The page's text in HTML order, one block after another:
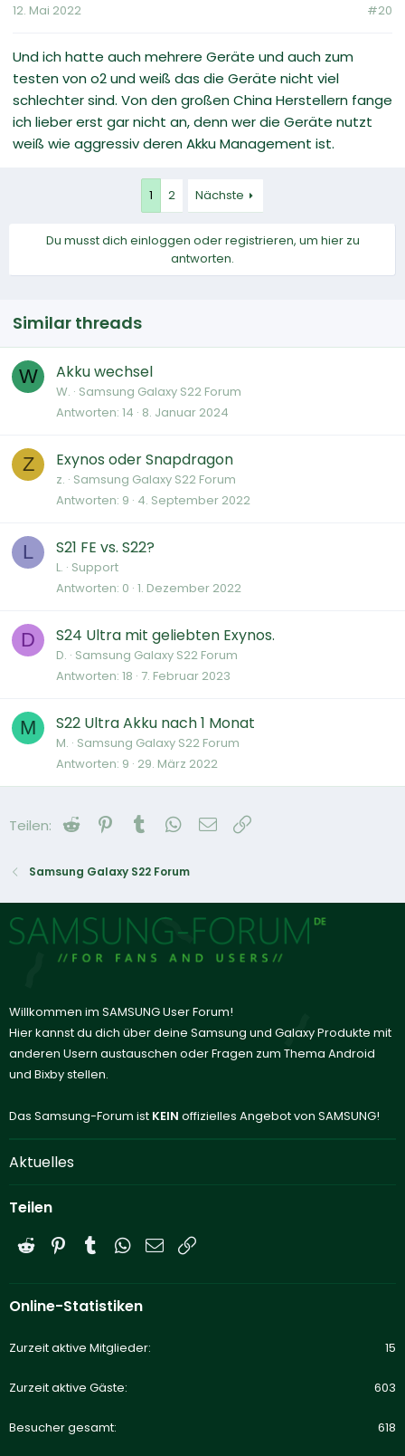
12. Mai 2022 #20
Und ich hatte auch mehrere Geräte und auch zum
testen von o2 und weiß das die Geräte nicht viel
schlechter sind. Von den großen China Herstellern fange
ich lieber erst gar nicht an, denn wer die Geräte nutzt
weiß wie aggressiv deren Akku Management ist.
1 2 Nächste
Du musst dich einloggen oder registrieren, um hier zu
antworten.
Similar threads
W Akku wechsel
W. Samsung Galaxy S22 Forum
Antworten 14 8. Januar 2024
Z Exynos oder Snapdragon
z. Samsung Galaxy S22 Forum
Antworten 9 4. September 2022
L S21 FE vs. S22?
L. Support
Antworten 0 1. Dezember 2022
D S24 Ultra mit geliebten Exynos.
D. Samsung Galaxy S22 Forum
Antworten 18 7. Februar 2023
M S22 Ultra Akku nach 1 Monat
M. Samsung Galaxy S22 Forum
Antworten 9 29. März 2022
Teilen: Reddit Pinterest
Tumblr WhatsApp
E-Mail
Samsung Galaxy S22 Forum
Willkommen im SAMSUNG User Forum!
Hier kannst du dich über deine Samsung und Galaxy Produkte mit
anderen Usern austauschen oder Fragen zum Thema Android
und Bixby stellen.
Das Samsung-Forum ist KEIN offizielles Angebot von SAMSUNG!
Aktuelles
Teilen
Reddit PinterestTumblrWhatsApp
E-Mail
Online-Statistiken
Zurzeit aktive Mitglieder 15
Zurzeit aktive Gäste 603
Besucher gesamt 618